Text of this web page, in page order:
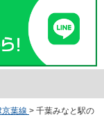
京葉線 > 千葉みなと駅の